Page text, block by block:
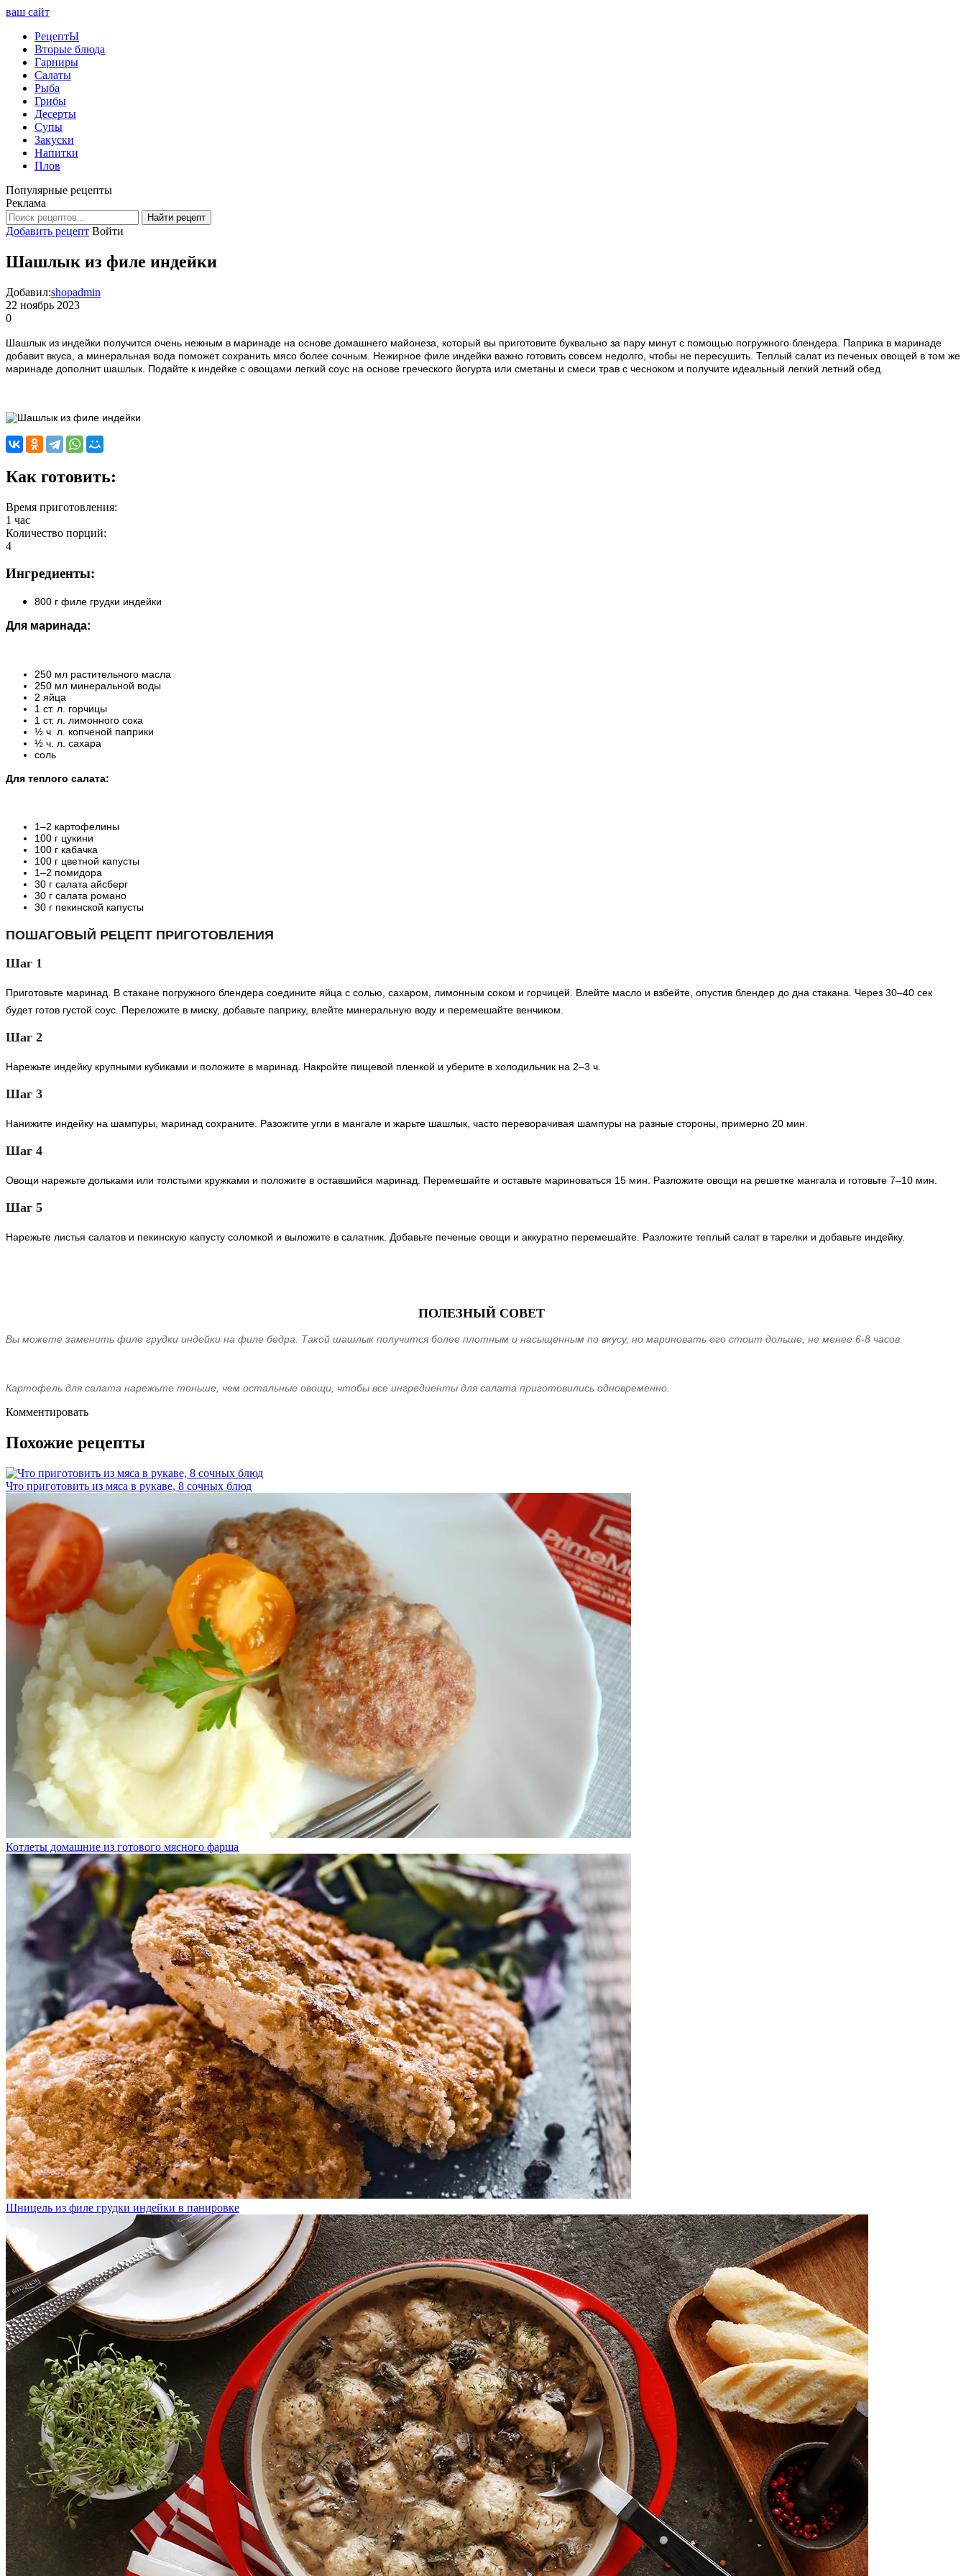
ваш сайт
РецептЫ
Вторые блюда
Гарниры
Салаты
Рыба
Грибы
Десерты
Супы
Закуски
Напитки
Плов
Популярные рецепты
Реклама
Найти рецепт
Добавить рецепт Войти
Шашлык из филе индейки
Добавил:shopadmin
22 ноябрь 2023
0
Шашлык из индейки получится очень нежным в маринаде на основе домашнего майонеза, который вы приготовите буквально за пару минут с помощью погружного блендера. Паприка в маринаде
добавит вкуса, а минеральная вода поможет сохранить мясо более сочным. Нежирное филе индейки важно готовить совсем недолго, чтобы не пересушить. Теплый салат из печеных овощей в том же
маринаде дополнит шашлык. Подайте к индейке с овощами легкий соус на основе греческого йогурта или сметаны и смеси трав с чесноком и получите идеальный легкий летний обед.
Как готовить:
Время приготовления:
1 час
Количество порций:
4
Ингредиенты:
800 г филе грудки индейки
Для маринада:
250 мл растительного масла
250 мл минеральной воды
2 яйца
1 ст. л. горчицы
1 ст. л. лимонного сока
½ ч. л. копченой паприки
½ ч. л. сахара
соль
Для теплого салата:
1–2 картофелины
100 г цукини
100 г кабачка
100 г цветной капусты
1–2 помидора
30 г салата айсберг
30 г салата романо
30 г пекинской капусты
ПОШАГОВЫЙ РЕЦЕПТ ПРИГОТОВЛЕНИЯ
Шаг 1
Приготовьте маринад. В стакане погружного блендера соедините яйца с солью, сахаром, лимонным соком и горчицей. Влейте масло и взбейте, опустив блендер до дна стакана. Через 30–40 сек
будет готов густой соус. Переложите в миску, добавьте паприку, влейте минеральную воду и перемешайте венчиком.
Шаг 2
Нарежьте индейку крупными кубиками и положите в маринад. Накройте пищевой пленкой и уберите в холодильник на 2–3 ч.
Шаг 3
Нанижите индейку на шампуры, маринад сохраните. Разожгите угли в мангале и жарьте шашлык, часто переворачивая шампуры на разные стороны, примерно 20 мин.
Шаг 4
Овощи нарежьте дольками или толстыми кружками и положите в оставшийся маринад. Перемешайте и оставьте мариноваться 15 мин. Разложите овощи на решетке мангала и готовьте 7–10 мин.
Шаг 5
Нарежьте листья салатов и пекинскую капусту соломкой и выложите в салатник. Добавьте печеные овощи и аккуратно перемешайте. Разложите теплый салат в тарелки и добавьте индейку.
ПОЛЕЗНЫЙ СОВЕТ
Вы можете заменить филе грудки индейки на филе бедра. Такой шашлык получится более плотным и насыщенным по вкусу, но мариновать его стоит дольше, не менее 6-8 часов.
Картофель для салата нарежьте тоньше, чем остальные овощи, чтобы все ингредиенты для салата приготовились одновременно.
Комментировать
Похожие рецепты
Что приготовить из мяса в рукаве, 8 сочных блюд
Котлеты домашние из готового мясного фарша
Шницель из филе грудки индейки в панировке